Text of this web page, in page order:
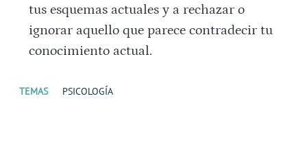
tus esquemas actuales y a rechazar o
ignorar aquello que parece contradecir tu
conocimiento actual.
TEMAS PSICOLOGÍA